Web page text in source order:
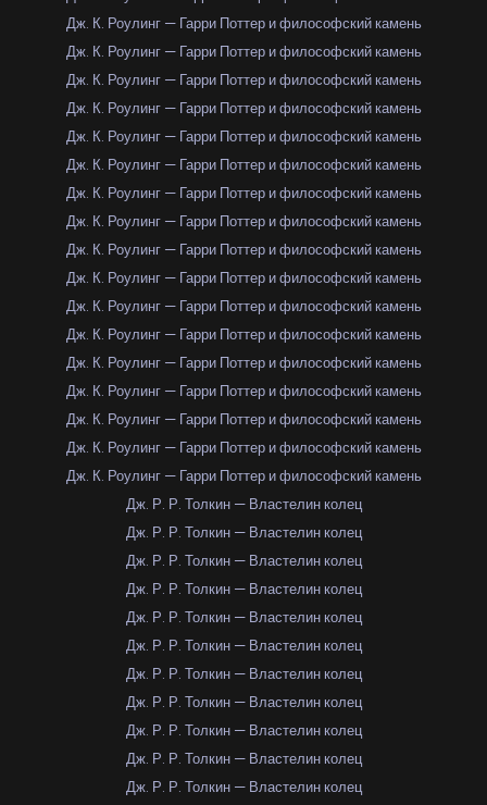
Дж. К. Роулинг — Гарри Поттер и философский камень
Дж. К. Роулинг — Гарри Поттер и философский камень
Дж. К. Роулинг — Гарри Поттер и философский камень
Дж. К. Роулинг — Гарри Поттер и философский камень
Дж. К. Роулинг — Гарри Поттер и философский камень
Дж. К. Роулинг — Гарри Поттер и философский камень
Дж. К. Роулинг — Гарри Поттер и философский камень
Дж. К. Роулинг — Гарри Поттер и философский камень
Дж. К. Роулинг — Гарри Поттер и философский камень
Дж. К. Роулинг — Гарри Поттер и философский камень
Дж. К. Роулинг — Гарри Поттер и философский камень
Дж. К. Роулинг — Гарри Поттер и философский камень
Дж. К. Роулинг — Гарри Поттер и философский камень
Дж. К. Роулинг — Гарри Поттер и философский камень
Дж. К. Роулинг — Гарри Поттер и философский камень
Дж. К. Роулинг — Гарри Поттер и философский камень
Дж. К. Роулинг — Гарри Поттер и философский камень
Дж. Р. Р. Толкин — Властелин колец
Дж. Р. Р. Толкин — Властелин колец
Дж. Р. Р. Толкин — Властелин колец
Дж. Р. Р. Толкин — Властелин колец
Дж. Р. Р. Толкин — Властелин колец
Дж. Р. Р. Толкин — Властелин колец
Дж. Р. Р. Толкин — Властелин колец
Дж. Р. Р. Толкин — Властелин колец
Дж. Р. Р. Толкин — Властелин колец
Дж. Р. Р. Толкин — Властелин колец
Дж. Р. Р. Толкин — Властелин колец